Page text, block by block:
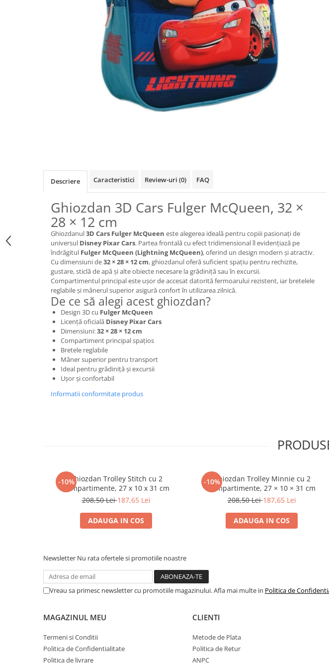
Instrumente de scris și desen
Brush Pen-uri
Creioane cerate
Creioane colorate
Creioane mecanice
Mine pentru creioane mecanice
Rezerve stilouri
Măsurare și trasare
Organizare și Arhivare
Folii de protecție
Penare cu doua compartimente
Penare neechipate
Pictură și desen
Culori acrilice
Culori în ulei
Descriere Caracteristici Review-uri (0) FAQ
Ghiozdan 3D Cars Fulger McQueen, 32 ×
28 × 12 cm
Ghiozdanul3D Cars Fulger McQueen este alegerea ideală pentru copiii pasionați de
universul Disney Pixar Cars. Partea frontală cu efect tridimensional îl evidențiază pe
îndrăgitul Fulger McQueen (Lightning McQueen), oferind un design modern și atractiv.
Cu dimensiuni de32 × 28 × 12 cm, ghiozdanul oferă suficient spațiu pentru rechizite,
gustare, sticlă de apă și alte obiecte necesare la grădiniță sau în excursii.
Compartimentul principal este ușor de accesat datorită fermoarului rezistent, iar bretelele
reglabile și mânerul superior asigură confort în utilizarea zilnică.
De ce să alegi acest ghiozdan?
Design 3D cu Fulger McQueen
Licență oficială Disney Pixar Cars
Dimensiuni:32 × 28 × 12 cm
Compartiment principal spațios
Bretele reglabile
Mâner superior pentru transport
Ideal pentru grădiniță și excursii
Ușor și confortabil
Informatii conformitate produs
-10%Ghiozdan Trolley Stitch cu 2
Compartimente, 27 x 10 x 31 cm
208,50 Lei187,65 Lei
ADAUGA IN COS
-10%Ghiozdan Trolley Minnie cu 2
Compartimente, 27 × 10 × 31 cm
208,50 Lei187,65 Lei
ADAUGA IN COS
Newsletter Nu rata ofertele si promotiile noastre
Vreau sa primesc newsletter cu promotiile magazinului. Afla mai multe in Politica de
MAGAZINUL MEU
Termeni si Conditii
Politica de Confidentialitate
Politica de livrare
CLIENTI
Metode de Plata
Politica de Retur
ANPC